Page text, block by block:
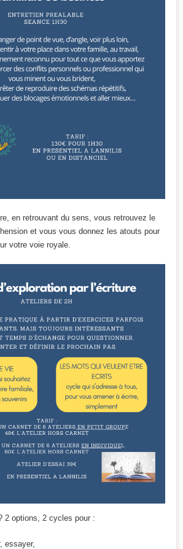
en retrouvant du sens, vous retrouvez le
et vous vous donnez les atouts pour
votre voie royale.
2 options, 2 cycles pour :
essayer,